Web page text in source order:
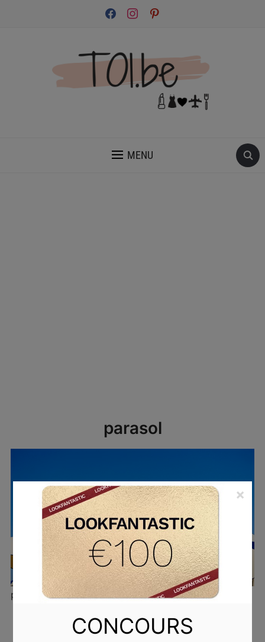
facebookinstagrampinterest
MENU
parasol
parasol
11 juin 2021at 640 × 360in
CONCOURS
×